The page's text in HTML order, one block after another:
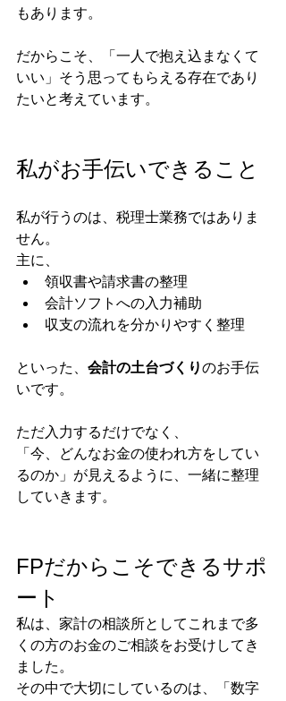
もあります。
だからこそ、「一人で抱え込まなくて
いい」そう思ってもらえる存在であり
たいと考えています。
私がお手伝いできること
私が行うのは、税理士業務ではありま
せん。
主に、
領収書や請求書の整理
会計ソフトへの入力補助
収支の流れを分かりやすく整理
といった、 会計の土台づくりのお手伝
いです。
ただ入力するだけでなく、
「今、どんなお金の使われ方をしてい
るのか」が見えるように、一緒に整理
していきます。
FPだからこそできるサポ
ート
私は、家計の相談所としてこれまで多
くの方のお金のご相談をお受けしてき
ました。
その中で大切にしているのは、「数字